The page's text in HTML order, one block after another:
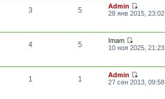
3 5
Admin
28 янв 2015, 23:02
4 5
Imam
10 ноя 2025, 21:23
1 1
Admin
27 сен 2013, 09:58